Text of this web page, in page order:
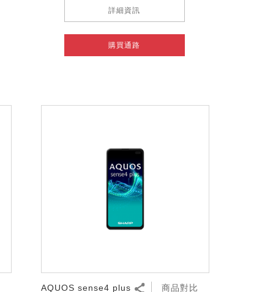
詳細資訊
購買通路
AQUOS sense4 plus 商品對比